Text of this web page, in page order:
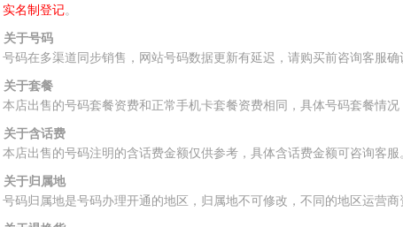
实名制登记。
关于号码
号码在多渠道同步销售，网站号码数据更新有延迟，请购买前咨询客服确
关于套餐
本店出售的号码套餐资费和正常手机卡套餐资费相同，具体号码套餐情况
关于含话费
本店出售的号码注明的含话费金额仅供参考，具体含话费金额可咨询客服
关于归属地
号码归属地是号码办理开通的地区，归属地不可修改，不同的地区运营商